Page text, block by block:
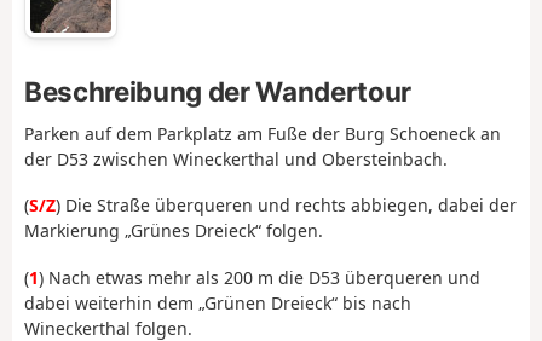
Beschreibung der Wandertour
Parken auf dem Parkplatz am Fuße der Burg Schoeneck an
der D53 zwischen Wineckerthal und Obersteinbach.
(S/Z) Die Straße überqueren und rechts abbiegen, dabei der
Markierung „Grünes Dreieck“ folgen.
(1) Nach etwas mehr als 200 m die D53 überqueren und
dabei weiterhin dem „Grünen Dreieck“ bis nach
Wineckerthal folgen.